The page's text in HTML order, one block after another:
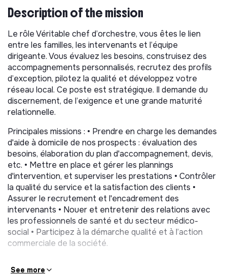
Description of the mission
Le rôle Véritable chef d’orchestre, vous êtes le lien
entre les familles, les intervenants et l’équipe
dirigeante. Vous évaluez les besoins, construisez des
accompagnements personnalisés, recrutez des profils
d’exception, pilotez la qualité et développez votre
réseau local. Ce poste est stratégique. Il demande du
discernement, de l’exigence et une grande maturité
relationnelle.
Principales missions : • Prendre en charge les demandes
d'aide à domicile de nos prospects : évaluation des
besoins, élaboration du plan d'accompagnement, devis,
etc. • Mettre en place et gérer les plannings
d'intervention, et superviser les prestations • Contrôler
la qualité du service et la satisfaction des clients •
Assurer le recrutement et l'encadrement des
intervenants • Nouer et entretenir des relations avec
les professionnels de santé et du secteur médico-
social • Participez à la démarche qualité et à l’action
commerciale de la société.
See more